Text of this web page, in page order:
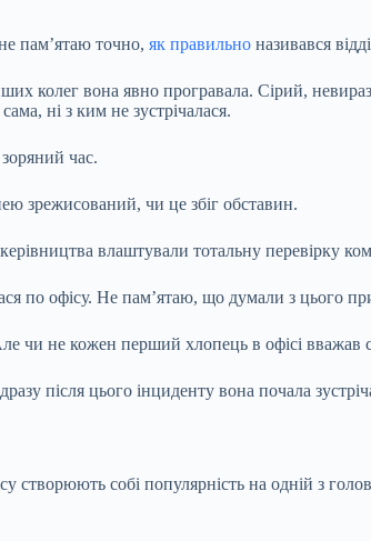
пам’ятаю точно, як правильно називався
колег вона явно програвала. Сірий,
ні з ким не зустрічалася.
час.
зрежисований, чи це збіг обставин.
влаштували тотальну перевірку
по офісу. Не пам’ятаю, що думали з цього
чи не кожен перший хлопець в офісі вважав
після цього інциденту вона почала
створюють собі популярність на одній з